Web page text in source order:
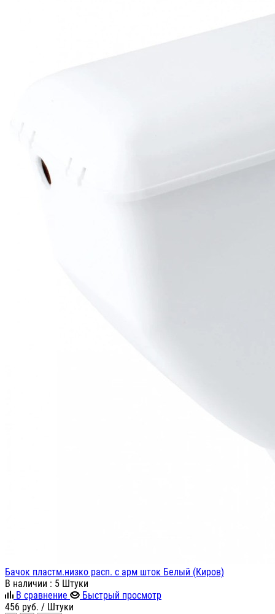
Бачок пластм.низко расп. с арм шток Белый (Киров)
В наличии : 5 Штуки
В сравнение
Быстрый просмотр
456 руб. / Штуки